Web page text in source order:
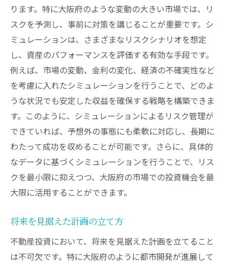
ります。特に大阪府のような変動の大きい市場では、リ
スクを予測し、事前に対策を講じることが重要です。シ
ミュレーションは、さまざまなリスクシナリオを想定
し、資産のパフォーマンスを評価する有効な手段です。
例えば、市場の変動、金利の変化、経済の不確実性など
を考慮に入れたシミュレーションを行うことで、どのよ
うな状況でも安定した収益を確保する戦略を構築できま
す。このように、シミュレーションによるリスク管理が
できていれば、予想外の事態にも柔軟に対応し、長期に
わたって成功を収めることが可能です。さらに、具体的
なデータに基づくシミュレーションを行うことで、リス
クを最小限に抑えつつ、大阪府の市場での投資機会を最
大限に活用することができます。
将来を見据えた計画の立て方
不動産投資において、将来を見据えた計画を立てること
は不可欠です。特に大阪府のように都市開発が進展して